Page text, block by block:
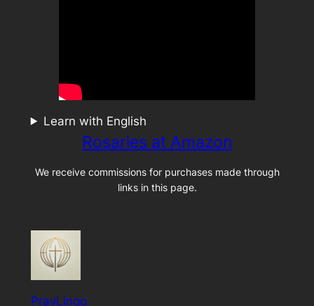
Learn with English
Rosaries at Amazon
We receive commissions for purchases made through
links in this page.
PrayLingo